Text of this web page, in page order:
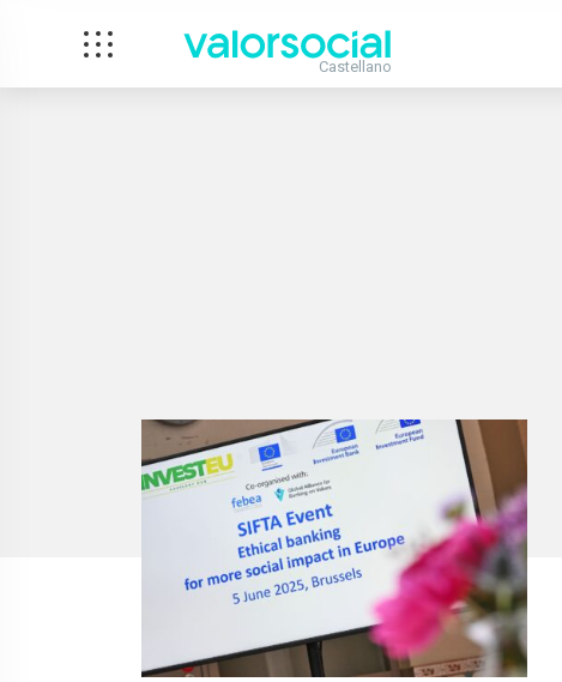
Castellano